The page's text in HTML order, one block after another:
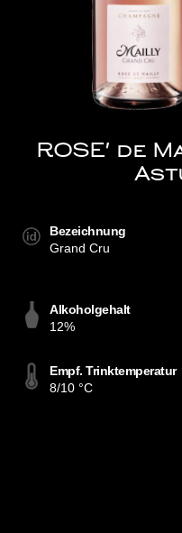
ROSE' de
Bezeichnung
Grand Cru
Alkoholgehalt
12%
Empf. Trinktemperatur
8/10 °C